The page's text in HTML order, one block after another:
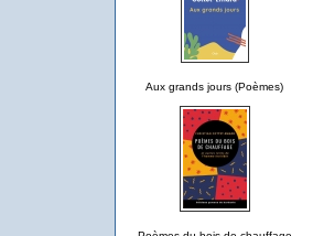
Aux grands jours (Poèmes)